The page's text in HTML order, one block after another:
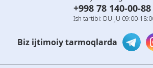
+998 78 140-00-88
Ish tartibi: DU-JU 09:00-
Biz ijtimoiy tarmoqlarda